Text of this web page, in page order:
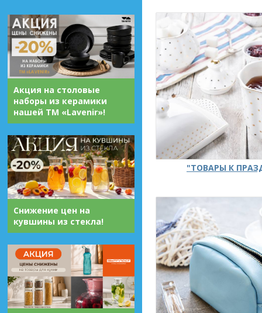
Акция на столовые
наборы из керамики
нашей ТМ «Lavenir»!
Снижение цен на
кувшины из стекла!
"ТОВАРЫ К